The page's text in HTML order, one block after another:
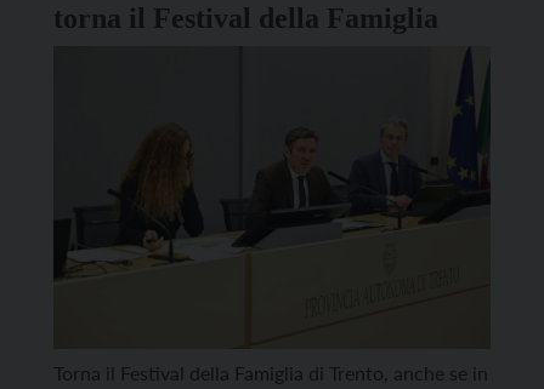
torna il Festival della Famiglia
Torna il Festival della Famiglia di Trento, anche se in